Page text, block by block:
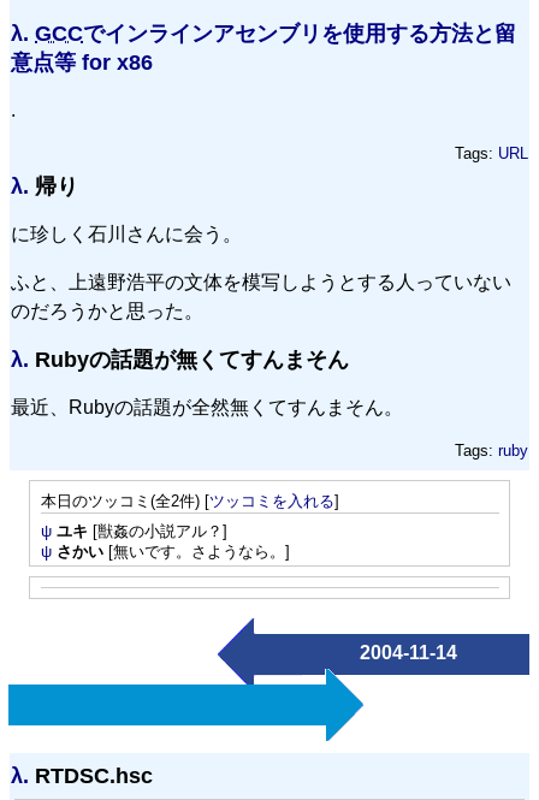
λ. GCCでインラインアセンブリを使用する方法と留
意点等 for x86
.
Tags: URL
λ. 帰り
に珍しく石川さんに会う。
ふと、上遠野浩平の文体を模写しようとする人っていない
のだろうかと思った。
λ. Rubyの話題が無くてすんまそん
最近、Rubyの話題が全然無くてすんまそん。
Tags: ruby
本日のツッコミ(全2件) [ツッコミを入れる]
ψ ユキ [獣姦の小説アル？]
ψ さかい[無いです。さようなら。]
2004-11-14
λ. RTDSC.hsc